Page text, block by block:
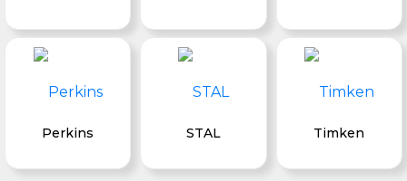
Perkins STAL Timken